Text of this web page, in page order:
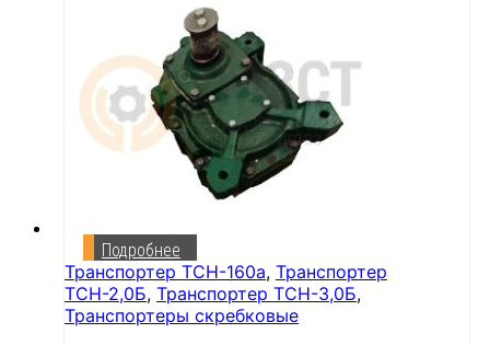
Подробнее
Транспортер ТСН-160а, Транспортер
ТСН-2,0Б, Транспортер ТСН-3,0Б,
Транспортеры скребковые